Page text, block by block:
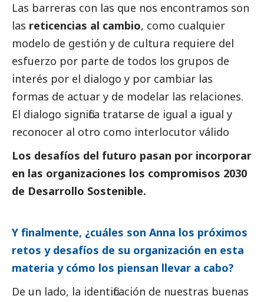
Las barreras con las que nos encontramos son
las reticencias al cambio, como cualquier
modelo de gestión y de cultura requiere del
esfuerzo por parte de todos los grupos de
interés por el dialogo y por cambiar las
formas de actuar y de modelar las relaciones.
El dialogo significa tratarse de igual a igual y
reconocer al otro como interlocutor válido
Los desafíos del futuro pasan por incorporar
en las organizaciones los compromisos 2030
de Desarrollo Sostenible.
Y finalmente, ¿cuáles son Anna los próximos
retos y desafíos de su organización en esta
materia y cómo los piensan llevar a cabo?
De un lado, la identificación de nuestras buenas